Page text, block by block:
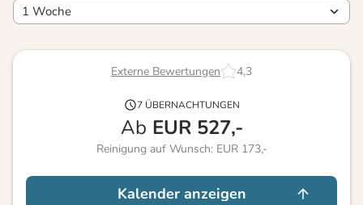
Externe Bewertungen 4,3
7 ÜBERNACHTUNGEN
Ab EUR 527,-
Reinigung auf Wunsch: EUR 173,-
Kalender anzeigen